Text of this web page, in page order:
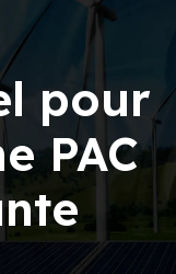
pour
PAC